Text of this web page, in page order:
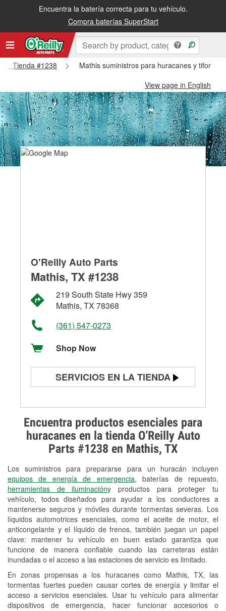
Encuentra la batería correcta para tu vehículo.
Compra baterías SuperStart
Tienda #1238
Mathis suministros para huracanes y tifones
View page in English
Encuentra productos esenciales para
huracanes en la tienda O’Reilly Auto
Parts #1238 en Mathis, TX
Los suministros para prepararse para un huracán incluyen
equipos de energía de emergencia, baterías de repuesto,
herramientas de iluminacióny productos para proteger tu
vehículo, todos diseñados para ayudar a los conductores a
mantenerse seguros y móviles durante tormentas severas. Los
líquidos automotrices esenciales, como el aceite de motor, el
anticongelante y el líquido de frenos, también juegan un papel
clave: mantener tu vehículo en buen estado garantiza que
funcione de manera confiable cuando las carreteras están
inundadas o el acceso a las estaciones de servicio es limitado.
En zonas propensas a los huracanes como Mathis, TX, las
tormentas fuertes pueden causar cortes de energía y limitar el
acceso a servicios esenciales. Usar tu vehículo para alimentar
dispositivos de emergencia, hacer funcionar accesorios o
O'Reilly Auto Parts
Mathis, TX #1238
219 South State Hwy 359
Mathis, TX 78368
(361) 547-0273
Shop Now
SERVICIOS EN LA TIENDA
Prueba de alternadores y
arrancadores
Revisión de la luz "Check Engine"
Reciclaje de baterías y aceite
Instalación de bombillas de faros
Instalación de limpiaparabrisas
Programa de Préstamo de
Herramientas
Rectificación de tambores y discos de
freno
Mangueras hidráulicas a la medida